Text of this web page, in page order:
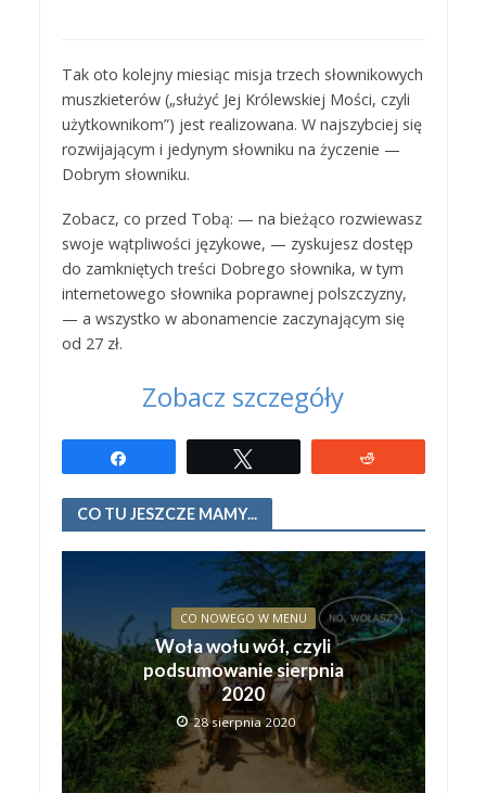
Tak oto kolejny miesiąc misja trzech słownikowych
muszkieterów („służyć Jej Królewskiej Mości, czyli
użytkownikom”) jest realizowana. W najszybciej się
rozwijającym i jedynym słowniku na życzenie —
Dobrym słowniku.
Zobacz, co przed Tobą: — na bieżąco rozwiewasz
swoje wątpliwości językowe, — zyskujesz dostęp
do zamkniętych treści Dobrego słownika, w tym
internetowego słownika poprawnej polszczyzny,
— a wszystko w abonamencie zaczynającym się
od 27 zł.
Zobacz szczegóły
CO TU JESZCZE MAMY...
CO NOWEGO W MENU
Woła wołu wół, czyli
podsumowanie sierpnia
2020
28 sierpnia 2020